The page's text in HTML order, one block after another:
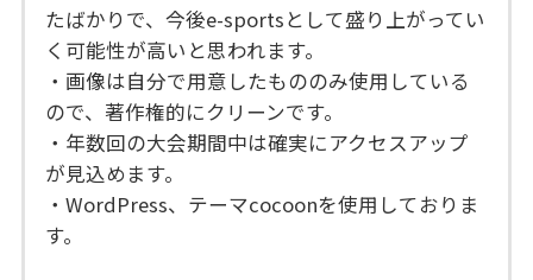
たばかりで、今後e-sportsとして盛り上がってい
く可能性が高いと思われます。
・画像は自分で用意したもののみ使用している
ので、著作権的にクリーンです。
・年数回の大会期間中は確実にアクセスアップ
が見込めます。
・WordPress、テーマcocoonを使用しておりま
す。